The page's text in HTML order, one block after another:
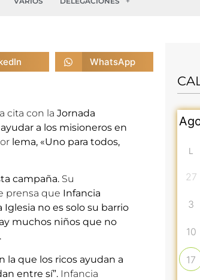
WhatsApp
cita con la Jornada
ayudar a los misioneros en
lema, «Uno para todos,
campaña. Su
prensa que Infancia
no es solo su barrio
muchos niños que no
la que los ricos ayudan a
entre sí”. Infancia
L
27
3
10
17